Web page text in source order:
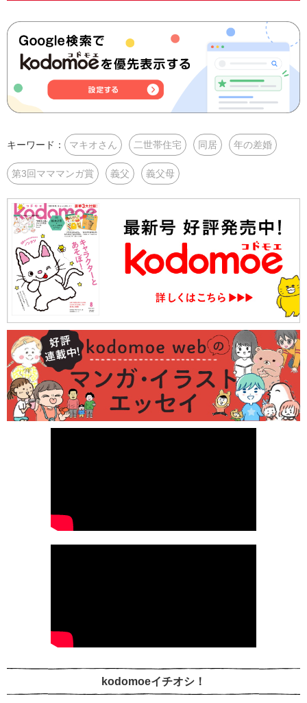
キーワード： マキオさん 二世帯住宅 同居 年の差婚
第3回マママンガ賞 義父 義父母
kodomoeイチオシ！